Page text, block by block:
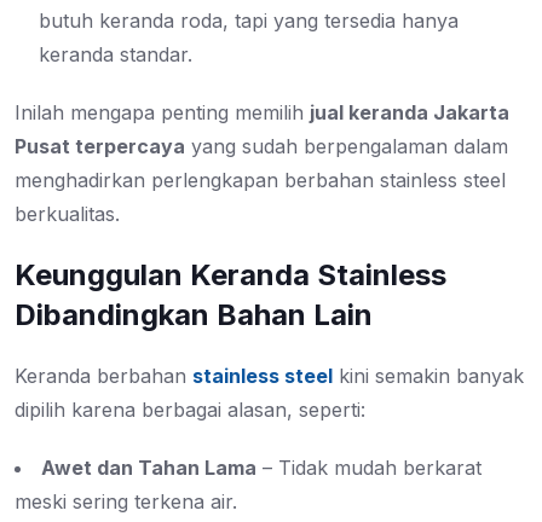
butuh keranda roda, tapi yang tersedia hanya
keranda standar.
Inilah mengapa penting memilih jual keranda Jakarta
Pusat terpercaya yang sudah berpengalaman dalam
menghadirkan perlengkapan berbahan stainless steel
berkualitas.
Keunggulan Keranda Stainless
Dibandingkan Bahan Lain
Keranda berbahan stainless steel kini semakin banyak
dipilih karena berbagai alasan, seperti:
Awet dan Tahan Lama – Tidak mudah berkarat
meski sering terkena air.